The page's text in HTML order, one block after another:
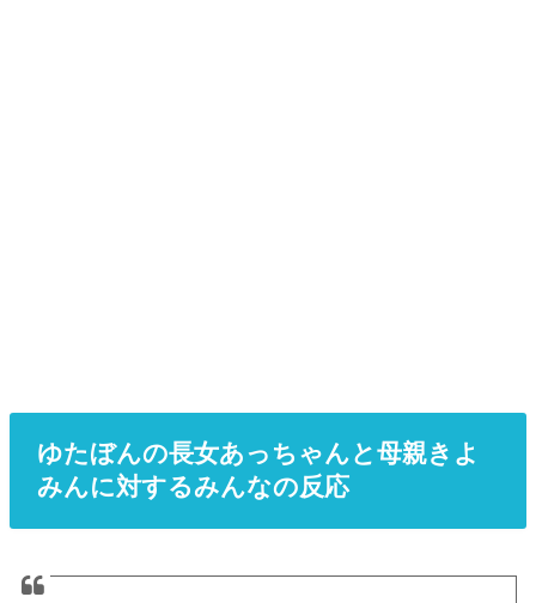
ゆたぼんの長女あっちゃんと母親きよ
みんに対するみんなの反応